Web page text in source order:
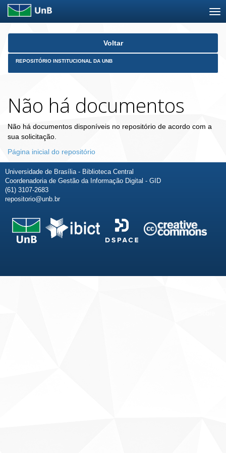
Skip
Voltar
REPOSITÓRIO INSTITUCIONAL DA UNB
Não há documentos
Não há documentos disponíveis no repositório de acordo com a
sua solicitação.
Página inicial do repositório
Universidade de Brasília - Biblioteca Central
Coordenadoria de Gestão da Informação Digital - GID
(61) 3107-2683
repositorio@unb.br